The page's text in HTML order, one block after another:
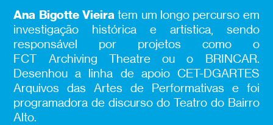
Ana Bigotte Vieira tem um longo percurso em
investigação histórica e artística, sendo
responsável por projetos como o
FCT Archiving Theatre ou o BRINCAR.
Desenhou a linha de apoio CET-DGARTES
Arquivos das Artes de Performativas e foi
programadora de discurso do Teatro do Bairro
Alto.